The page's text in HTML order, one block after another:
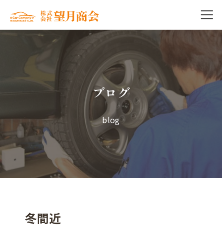
ブログ
blog
冬間近